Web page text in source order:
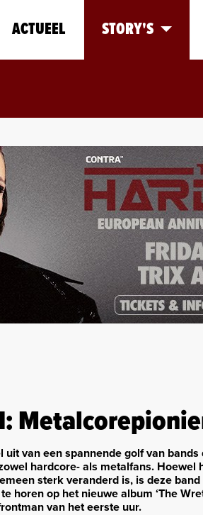
ACTUEEL STORY'S
uit van een spannende golf van
hardcore- als metalfans. Hoewel
sterk veranderd is, is deze
horen op het nieuwe album ‘The
van het eerste uur.